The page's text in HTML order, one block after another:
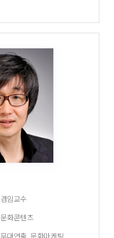
겸임교수
문화콘텐츠
무대연출, 문화마케팅